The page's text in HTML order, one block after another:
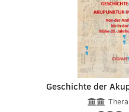
Geschichte der